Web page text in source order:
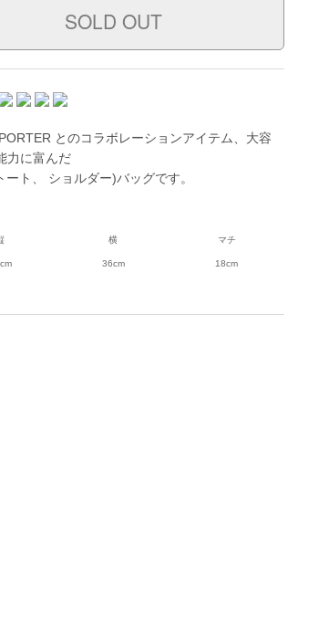
とのコラボレーションアイテム、大容
力に富んだ
ート、 ショルダー)バッグです。
横 マチ
36cm 18cm